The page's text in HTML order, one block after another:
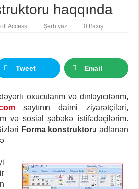
haqqında
Access Şərh yaz 0 Baxış
Tweet Email
oxucularım və dinləyicilərim,
saytının daimi ziyarətçiləri,
və sosial şəbəkə istifadəçilərim.
Formakonstruktoru adlanan